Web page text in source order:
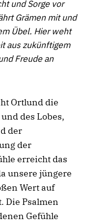
und Sorge vor
Grämen mit und
Übel. Hier weht
aus zukünftigem
Freude an
Ortlund die
des Lobes,
der
der
erreicht das
unsere jüngere
Wert auf
Die Psalmen
Gefühle